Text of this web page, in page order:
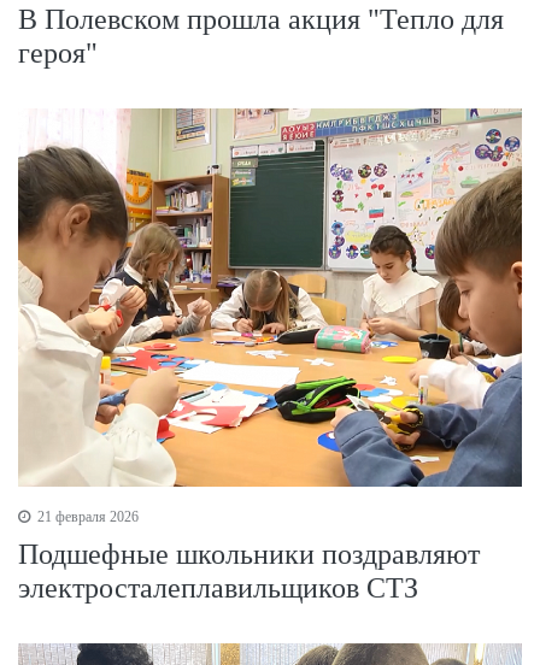
В Полевском прошла акция "Тепло для
героя"
21 февраля 2026
Подшефные школьники поздравляют
электросталеплавильщиков СТЗ